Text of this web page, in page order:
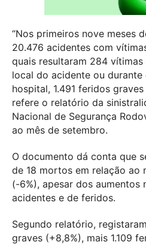
“Nos primeiros nove meses
20.476 acidentes com
quais resultaram 284
local do acidente ou
hospital, 1.491 feridos
refere o relatório da
Nacional de Segurança
ao mês de setembro.
O documento dá conta que
de 18 mortos em relação ao
(-6%), apesar dos aumentos
acidentes e de feridos.
Segundo relatório,
graves (+8,8%), mais 1.109